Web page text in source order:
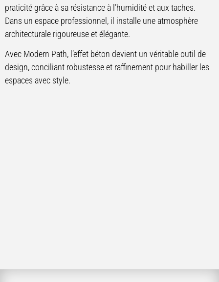
praticité grâce à sa résistance à l’humidité et aux taches.
Dans un espace professionnel, il installe une atmosphère
architecturale rigoureuse et élégante.
Avec Modern Path, l’effet béton devient un véritable outil de
design, conciliant robustesse et raffinement pour habiller les
espaces avec style.